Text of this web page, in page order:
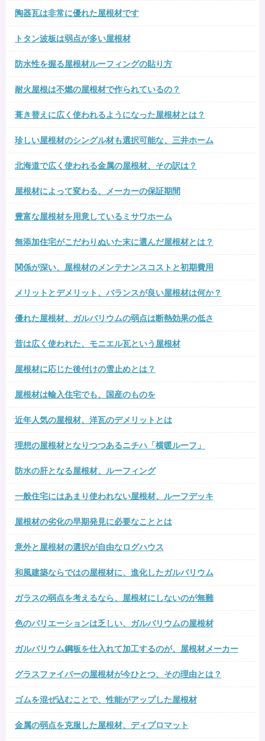
陶器瓦は非常に優れた屋根材です
トタン波板は弱点が多い屋根材
防水性を握る屋根材ルーフィングの貼り方
耐火屋根は不燃の屋根材で作られているの？
葺き替えに広く使われるようになった屋根材とは？
珍しい屋根材のシングル材も選択可能な、三井ホーム
北海道で広く使われる金属の屋根材、その訳は？
屋根材によって変わる、メーカーの保証期間
豊富な屋根材を用意しているミサワホーム
無添加住宅がこだわりぬいた末に選んだ屋根材とは？
関係が深い、屋根材のメンテナンスコストと初期費用
メリットとデメリット、バランスが良い屋根材は何か？
優れた屋根材、ガルバリウムの弱点は断熱効果の低さ
昔は広く使われた、モニエル瓦という屋根材
屋根材に応じた後付けの雪止めとは？
屋根材は輸入住宅でも、国産のものを
近年人気の屋根材、洋瓦のデメリットとは
理想の屋根材となりつつあるニチハ「横暖ルーフ」
防水の肝となる屋根材、ルーフィング
一般住宅にはあまり使われない屋根材、ルーフデッキ
屋根材の劣化の早期発見に必要なこととは
意外と屋根材の選択が自由なログハウス
和風建築ならではの屋根材に、進化したガルバリウム
ガラスの弱点を考えるなら、屋根材にしないのが無難
色のバリエーションは乏しい、ガルバリウムの屋根材
ガルバリウム鋼板を仕入れて加工するのが、屋根材メーカー
グラスファイバーの屋根材が今ひとつ、その理由とは？
ゴムを混ぜ込むことで、性能がアップした屋根材
金属の弱点を克服した屋根材、ディプロマット